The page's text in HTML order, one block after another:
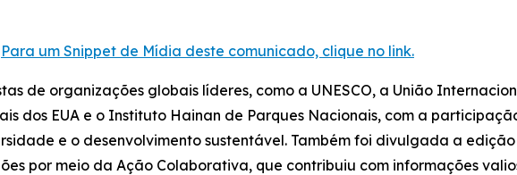
Para um Snippet de Mídia deste comunicado, clique no link.
de organizações globais líderes, como a UNESCO, a União
dos EUA e o Instituto Hainan de Parques Nacionais, com a
e o desenvolvimento sustentável. Também foi divulgada a
por meio da Ação Colaborativa, que contribuiu com informações